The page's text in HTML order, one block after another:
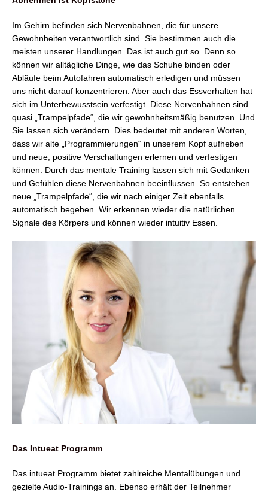
Im Gehirn befinden sich Nervenbahnen, die für unsere
Gewohnheiten verantwortlich sind. Sie bestimmen auch die
meisten unserer Handlungen. Das ist auch gut so. Denn so
können wir alltägliche Dinge, wie das Schuhe binden oder
Abläufe beim Autofahren automatisch erledigen und müssen
uns nicht darauf konzentrieren. Aber auch das Essverhalten hat
sich im Unterbewusstsein verfestigt. Diese Nervenbahnen sind
quasi „Trampelpfade“, die wir gewohnheitsmäßig benutzen. Und
Sie lassen sich verändern. Dies bedeutet mit anderen Worten,
dass wir alte „Programmierungen“ in unserem Kopf aufheben
und neue, positive Verschaltungen erlernen und verfestigen
können. Durch das mentale Training lassen sich mit Gedanken
und Gefühlen diese Nervenbahnen beeinflussen. So entstehen
neue „Trampelpfade“, die wir nach einiger Zeit ebenfalls
automatisch begehen. Wir erkennen wieder die natürlichen
Signale des Körpers und können wieder intuitiv Essen.
Das Intueat Programm
Das intueat Programm bietet zahlreiche Mentalübungen und
gezielte Audio-Trainings an. Ebenso erhält der Teilnehmer